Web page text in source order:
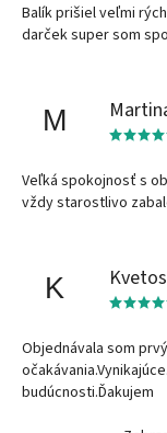
Balík prišiel veľmi
darček super som
M
Veľká spokojnosť s
vždy starostlivo
K
Objednávala som
budúcnosti.Ďakujem